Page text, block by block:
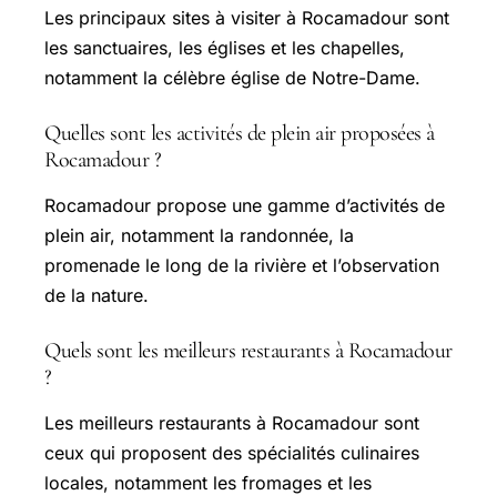
Les principaux sites à visiter à Rocamadour sont
les sanctuaires, les églises et les chapelles,
notamment la célèbre église de Notre-Dame.
Quelles sont les activités de plein air proposées à
Rocamadour ?
Rocamadour propose une gamme d’activités de
plein air, notamment la randonnée, la
promenade le long de la rivière et l’observation
de la nature.
Quels sont les meilleurs restaurants à Rocamadour
?
Les meilleurs restaurants à Rocamadour sont
ceux qui proposent des spécialités culinaires
locales, notamment les fromages et les